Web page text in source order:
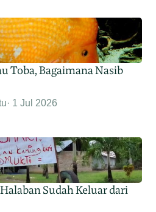
Toba, Bagaimana Nasib
1 Jul 2026
Sudah Keluar dari